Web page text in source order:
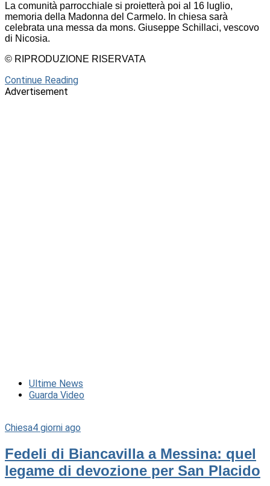
La comunità parrocchiale si proietterà poi al 16 luglio,
memoria della Madonna del Carmelo. In chiesa sarà
celebrata una messa da mons. Giuseppe Schillaci, vescovo
di Nicosia.
© RIPRODUZIONE RISERVATA
Continue Reading
Advertisement
Ultime News
Guarda Video
Chiesa4 giorni ago
Fedeli di Biancavilla a Messina: quel
legame di devozione per San Placido